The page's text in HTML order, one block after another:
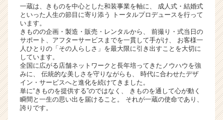
チ
ア
ャ
リ
（C
h
e
e
一蔵は、きものを中心とした和装事業を軸に、 成人式・結婚式
といった人生の節目に寄り添う トータルプロデュースを行って
います。
きものの企画・製造・販売・レンタルから、 前撮り・式当日の
サポート、アフターサービスまでを一貫して手がけ、 お客様一
人ひとりの「その人らしさ」を最大限に引き出すことを大切に
しています。
全国に広がる店舗ネットワークと長年培ってきたノウハウを強
みに、 伝統的な美しさを守りながらも、 時代に合わせたデザ
イン・サービスへと進化を続けてきました。
単に“きものを提供する”のではなく、 きものを通して心が動く
瞬間と一生の思い出を届けること。 それが一蔵の使命であり、
誇りです。